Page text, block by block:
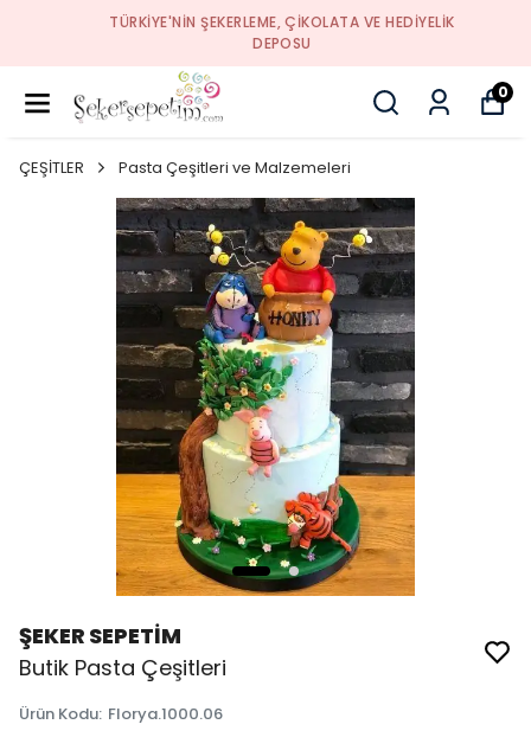
TÜRKIYE'NIN ŞEKERLEME, ÇIKOLATA VE HEDIYELIK
DEPOSU
0
ÇEŞİTLER Pasta Çeşitleri ve Malzemeleri
ŞEKER SEPETİM
Butik Pasta Çeşitleri
Ürün Kodu: Florya.1000.06